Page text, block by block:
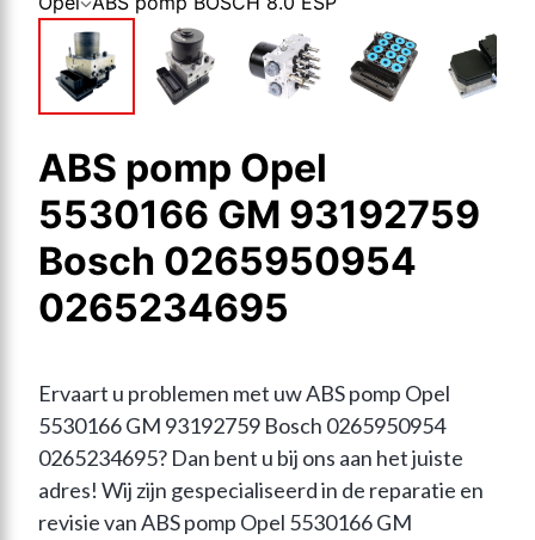
ABS pomp Opel
5530166 GM 93192759
Bosch 0265950954
0265234695
Ervaart u problemen met uw ABS pomp Opel
5530166 GM 93192759 Bosch 0265950954
0265234695? Dan bent u bij ons aan het juiste
adres! Wij zijn gespecialiseerd in de reparatie en
revisie van ABS pomp Opel 5530166 GM